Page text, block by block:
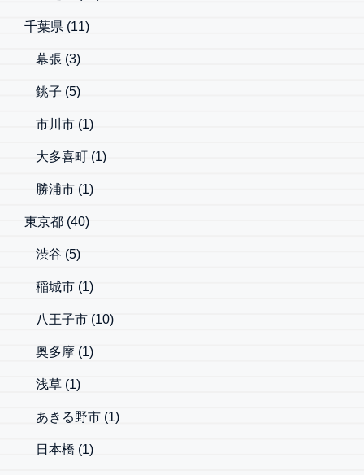
千葉県 (11)
幕張 (3)
銚子 (5)
市川市 (1)
大多喜町 (1)
勝浦市 (1)
東京都 (40)
渋谷 (5)
稲城市 (1)
八王子市 (10)
奥多摩 (1)
浅草 (1)
あきる野市 (1)
日本橋 (1)